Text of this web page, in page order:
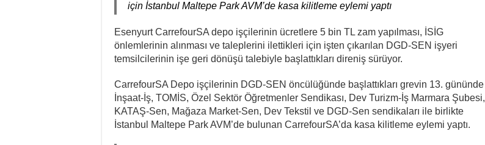
Cezaevindeki 14. Gününde Özcan Aksu İşkenceyle mi Katledildi?
NATO Tutsakları Serbest Bırakılsın!
için İstanbul Maltepe Park AVM’de kasa kilitleme eylemi yaptı
Esenyurt CarrefourSA depo işçilerinin ücretlere 5 bin TL zam yapılması, İSİG
önlemlerinin alınması ve taleplerini ilettikleri için işten çıkarılan DGD-SEN işyeri
temsilcilerinin işe geri dönüşü talebiyle başlattıkları direniş sürüyor.
CarrefourSA Depo işçilerinin DGD-SEN öncülüğünde başlattıkları grevin 13. gününde
İnşaat-İş, TOMİS, Özel Sektör Öğretmenler Sendikası, Dev Turizm-İş Marmara Şubesi,
KATAŞ-Sen, Mağaza Market-Sen, Dev Tekstil ve DGD-Sen sendikaları ile birlikte
İstanbul Maltepe Park AVM’de bulunan CarrefourSA’da kasa kilitleme eylemi yaptı.